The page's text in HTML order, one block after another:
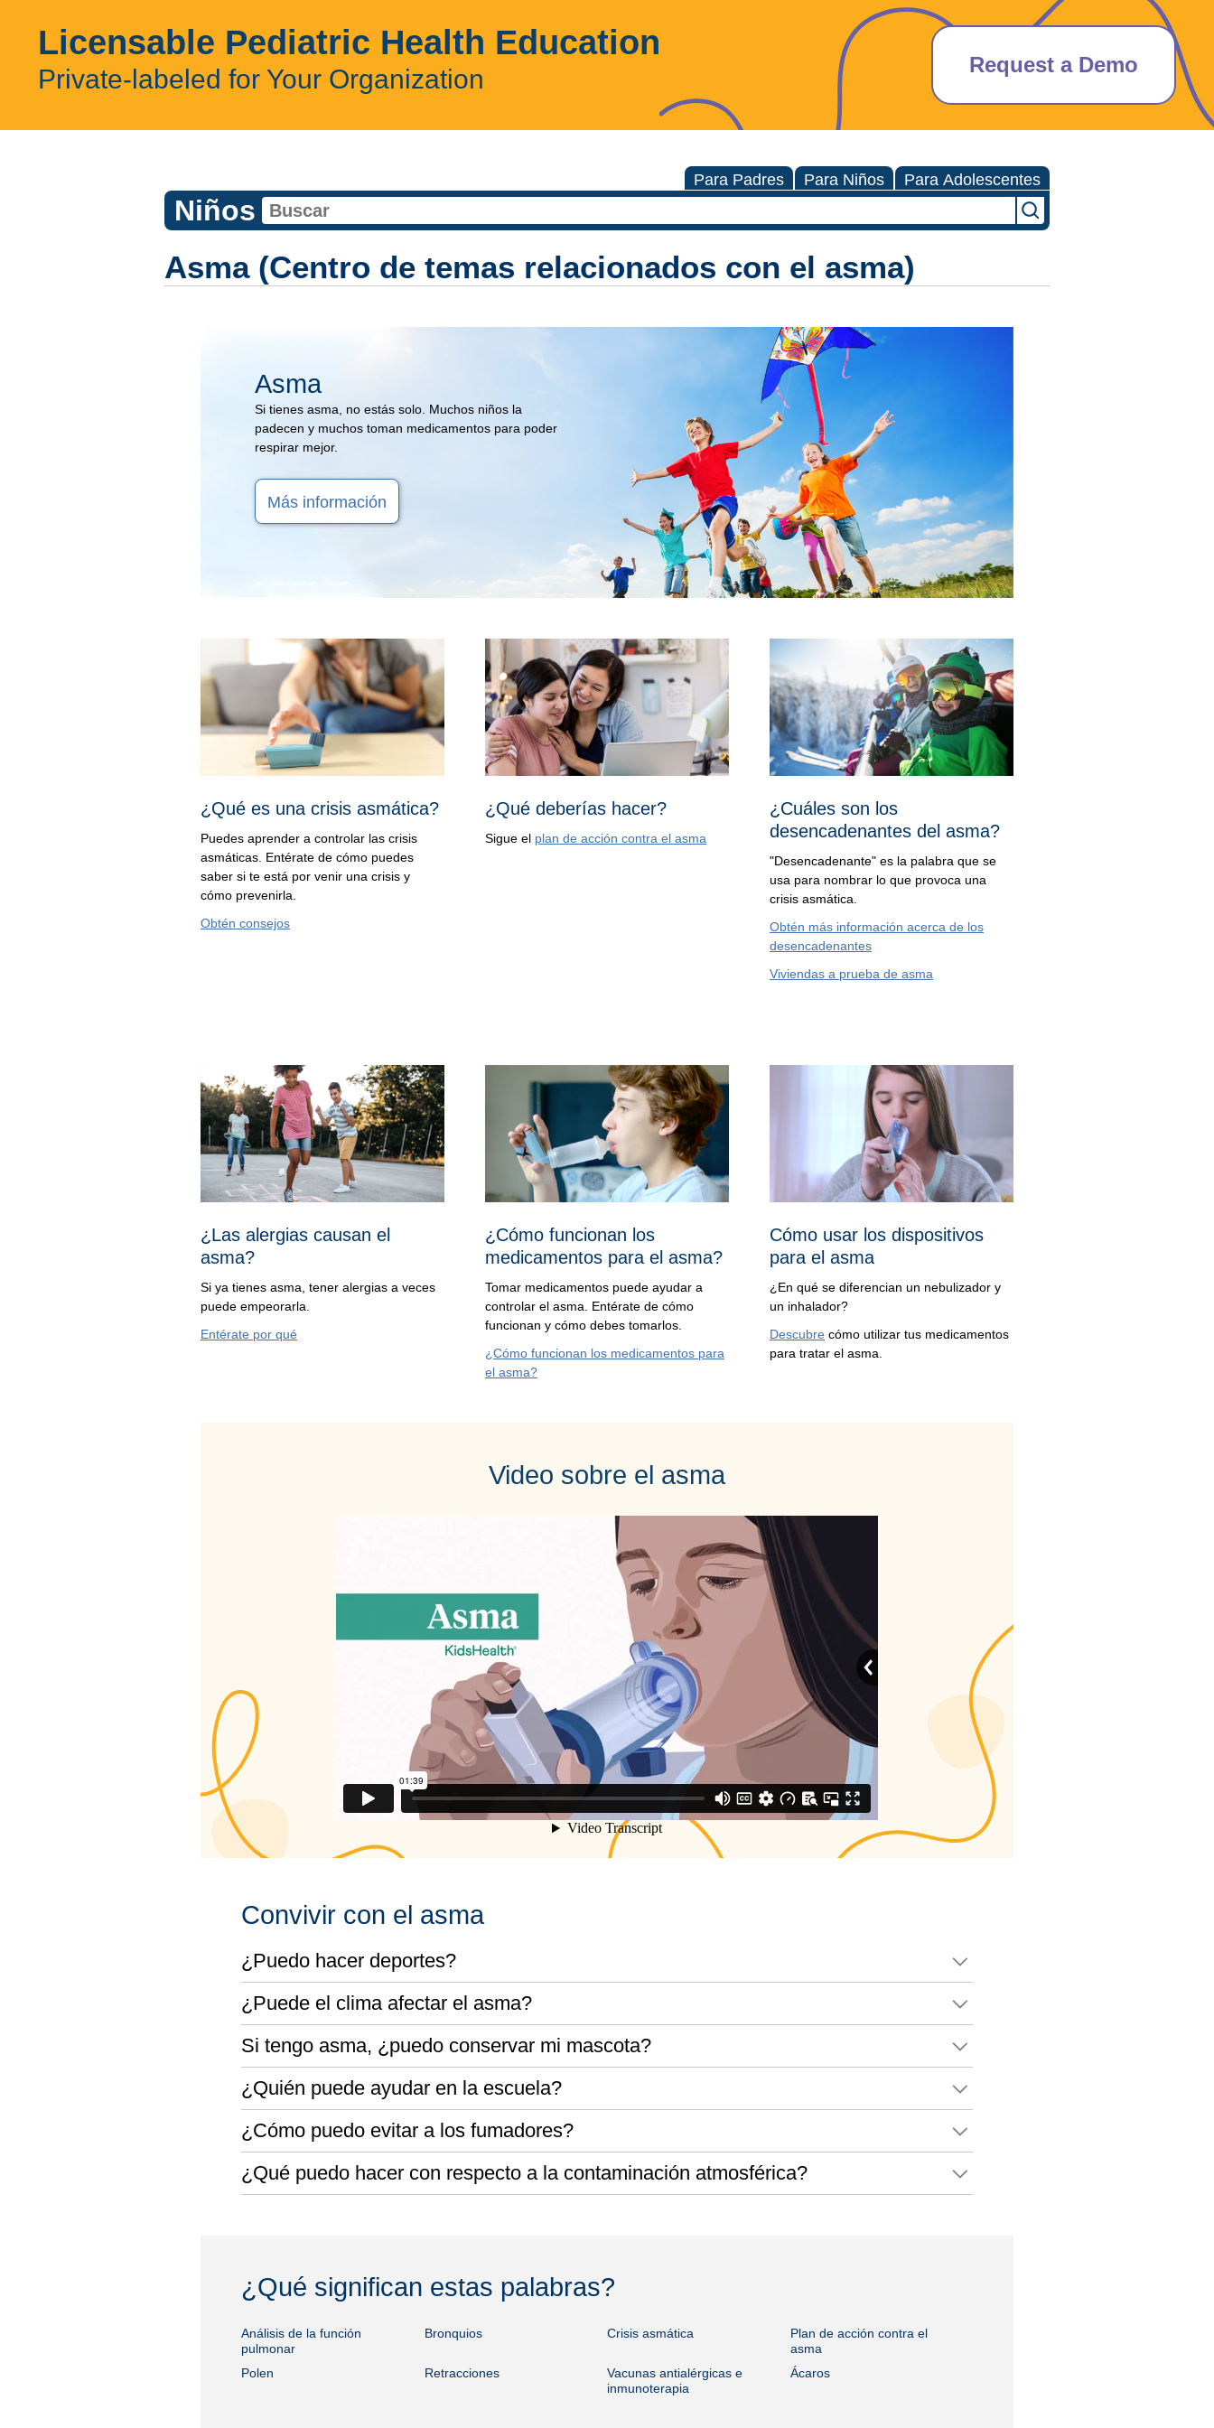
Licensable Pediatric Health Education
Private-labeled for Your Organization Request a Demo
Para Padres Para Niños Para Adolescentes
Niños
Asma (Centro de temas relacionados con el asma)
Asma
Si tienes asma, no estás solo. Muchos niños la
padecen y muchos toman medicamentos para poder
respirar mejor.
Más información
¿Qué es una crisis asmática?
Puedes aprender a controlar las crisis
asmáticas. Entérate de cómo puedes
saber si te está por venir una crisis y
cómo prevenirla.
Obtén consejos
¿Qué deberías hacer?
Sigue el plan de acción contra el asma
¿Cuáles son los
desencadenantes del asma?
"Desencadenante" es la palabra que se
usa para nombrar lo que provoca una
crisis asmática.
Obtén más información acerca de los
desencadenantes
Viviendas a prueba de asma
¿Las alergias causan el
asma?
Si ya tienes asma, tener alergias a veces
puede empeorarla.
Entérate por qué
¿Cómo funcionan los
medicamentos para el asma?
Tomar medicamentos puede ayudar a
controlar el asma. Entérate de cómo
funcionan y cómo debes tomarlos.
¿Cómo funcionan los medicamentos para
el asma?
Cómo usar los dispositivos
para el asma
¿En qué se diferencian un nebulizador y
un inhalador?
Descubre cómo utilizar tus medicamentos
para tratar el asma.
Video sobre el asma
Convivir con el asma
¿Puedo hacer deportes?
¿Puede el clima afectar el asma?
Si tengo asma, ¿puedo conservar mi mascota?
¿Quién puede ayudar en la escuela?
¿Cómo puedo evitar a los fumadores?
¿Qué puedo hacer con respecto a la contaminación atmosférica?
¿Qué significan estas palabras?
Análisis de la función
pulmonar
Bronquios Crisis asmática
Plan de acción contra el
asma
Polen
Retracciones
Vacunas antialérgicas e
inmunoterapia
Ácaros